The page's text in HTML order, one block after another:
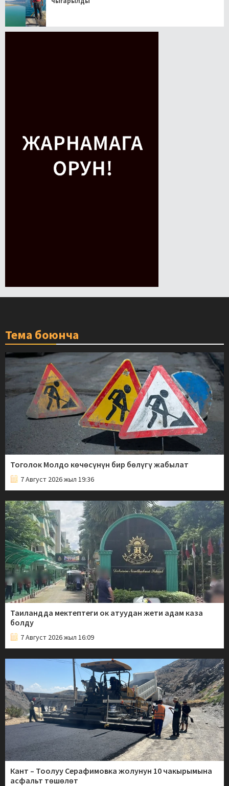
Тема боюнча
Тоголок Молдо көчөсүнүн бир бөлүгү жабылат
7 Август 2026 жыл 19:36
Таиландда мектептеги ок атуудан жети адам каза
болду
7 Август 2026 жыл 16:09
Кант – Тоолуу Серафимовка жолунун 10 чакырымына
асфальт төшөлөт